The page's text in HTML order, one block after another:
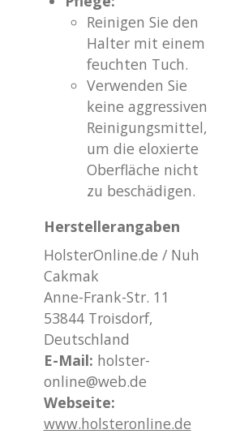
Reinigen Sie den
Halter mit einem
feuchten Tuch.
Verwenden Sie
keine aggressiven
Reinigungsmittel,
um die eloxierte
Oberfläche nicht
zu beschädigen.
Herstellerangaben
HolsterOnline.de / Nuh
Cakmak
Anne-Frank-Str. 11
53844 Troisdorf,
Deutschland
E-Mail: holster-
online@web.de
Webseite:
www.holsteronline.de